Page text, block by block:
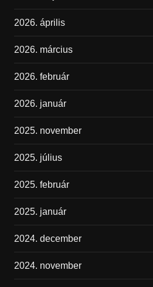
2026. április
2026. március
2026. február
2026. január
2025. november
2025. július
2025. február
2025. január
2024. december
2024. november